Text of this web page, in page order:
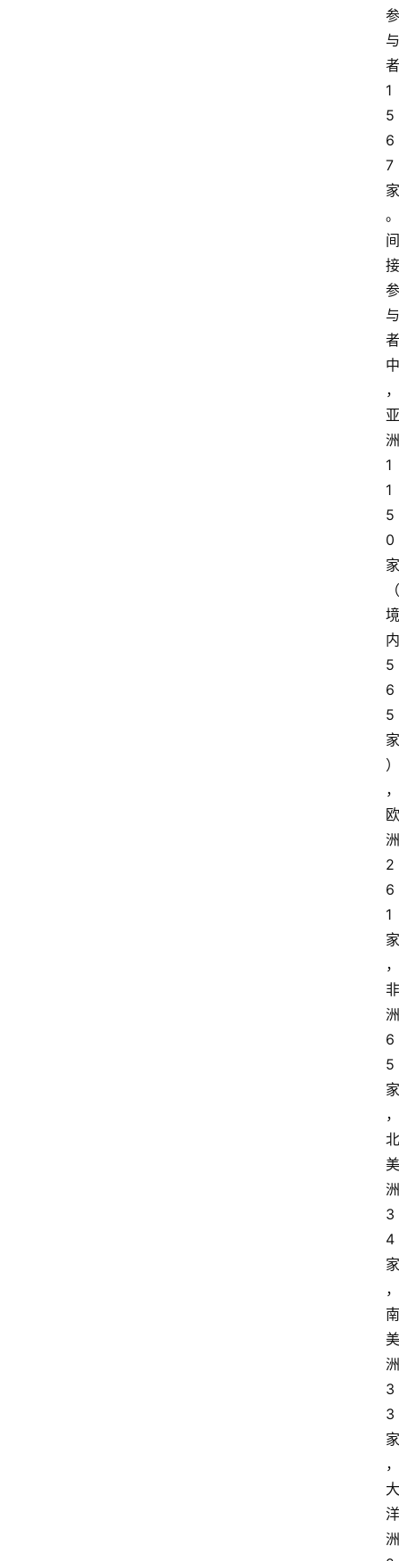
参
与
者
1
5
6
7
家
。
间
接
参
与
者
中
，
亚
洲
1
1
5
0
家
（
境
内
5
6
5
家
）
，
欧
洲
2
6
1
家
，
非
洲
6
5
家
，
北
美
洲
3
4
家
，
南
美
洲
3
3
家
，
大
洋
洲